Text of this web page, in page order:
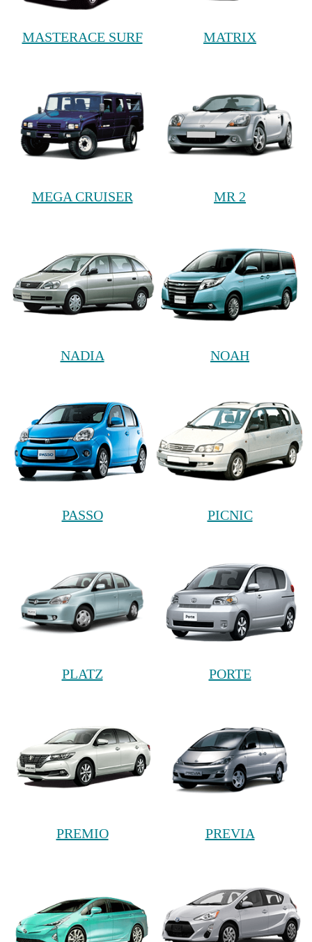
MASTERACE SURF MATRIX
MEGA CRUISER MR 2
NADIA NOAH
PASSO PICNIC
PLATZ PORTE
PREMIO PREVIA